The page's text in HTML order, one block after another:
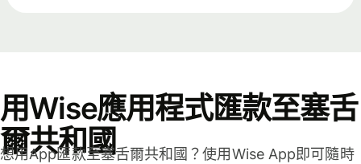
用Wise應用程式匯款至塞舌
爾共和國
想用App匯款至塞舌爾共和國？使用Wise App即可隨時